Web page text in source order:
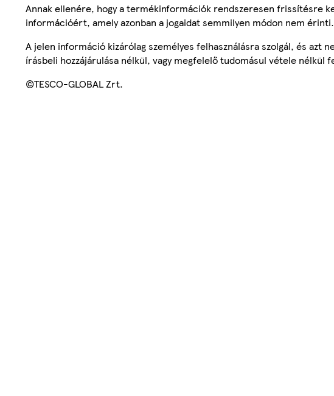
Annak ellenére, hogy a termékinformációk rendszeresen frissítésre
információért, amely azonban a jogaidat semmilyen módon nem érinti.
A jelen információ kizárólag személyes felhasználásra szolgál, és azt
írásbeli hozzájárulása nélkül, vagy megfelelő tudomásul vétele nélkül
©TESCO-GLOBAL Zrt.